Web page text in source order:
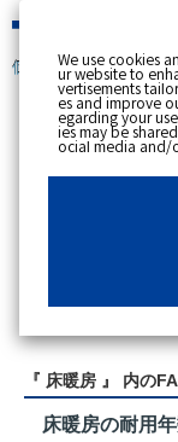
個人のお客さま
スペースで区切
例：電気 料金
『 床暖房 』 内の
床暖房の耐用
We use cookies
ur website to
vertisements
es and improve
egarding your
ies may be
ocial media and/
bine the data
ded to them or
ervices or other
ts delivered to
essary Cookies,
of all Cookies,
u can change
our browser's
site, please refer
y